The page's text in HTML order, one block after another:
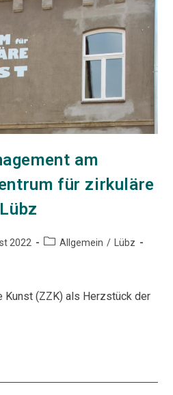
am
für zirkuläre
2022
Beitrags-
Allgemein /
Lübz
Kunst (ZZK) als Herzstück der